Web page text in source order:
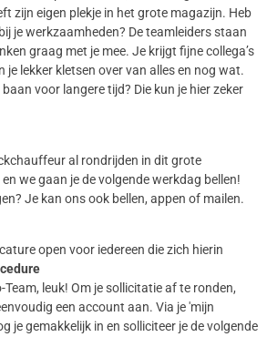
zijn eigen plekje in het grote magazijn. Heb
je werkzaamheden? De teamleiders staan
graag met je mee. Je krijgt fijne collega’s
je lekker kletsen over van alles en nog wat.
voor langere tijd? Die kun je hier zeker
al rondrijden in dit grote
we gaan je de volgende werkdag bellen!
Je kan ons ook bellen, appen of mailen.
open voor iedereen die zich hierin
leuk! Om je sollicitatie af te ronden,
een account aan. Via je 'mijn
je gemakkelijk in en solliciteer je de volgende